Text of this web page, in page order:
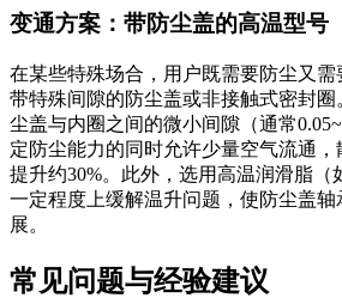
变通方案：带防尘盖的高温型号
在某些特殊场合，用户既需要防尘又需
带特殊间隙的防尘盖或非接触式密封
尘盖与内圈之间的微小间隙（通常
定防尘能力的同时允许少量空气流通
提升约30%。此外，选用高温润滑脂（
一定程度上缓解温升问题，使防尘盖
展。
常见问题与经验建议